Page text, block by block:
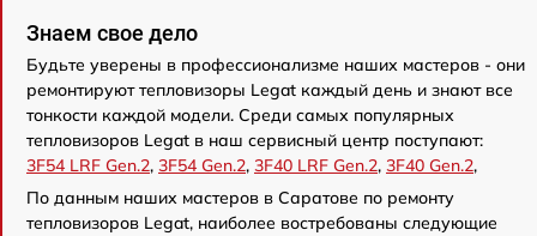
Знаем свое дело
Будьте уверены в профессионализме наших мастеров - они
ремонтируют тепловизоры Legat каждый день и знают все
тонкости каждой модели. Среди самых популярных
тепловизоров Legat в наш сервисный центр поступают:
3F54 LRF Gen.2, 3F54 Gen.2, 3F40 LRF Gen.2, 3F40 Gen.2,
По данным наших мастеров в Саратове по ремонту
тепловизоров Legat, наиболее востребованы следующие